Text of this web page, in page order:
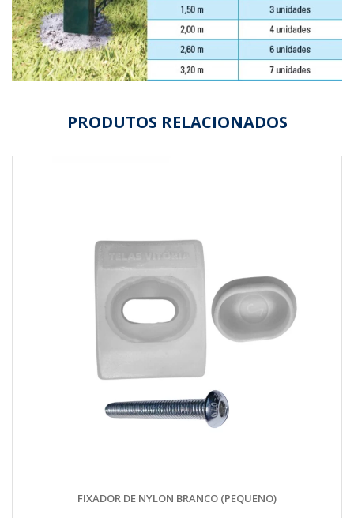
PRODUTOS RELACIONADOS
FIXADOR DE NYLON BRANCO (PEQUENO)